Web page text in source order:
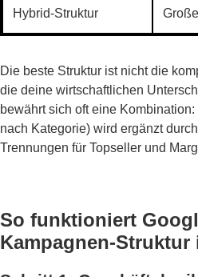
Hybrid-Struktur
Die beste Struktur ist nicht die
die deine wirtschaftlichen
bewährt sich oft eine
nach Kategorie) wird ergänzt
Trennungen für Topseller und
So funktioniert
Kampagnen-Struktur